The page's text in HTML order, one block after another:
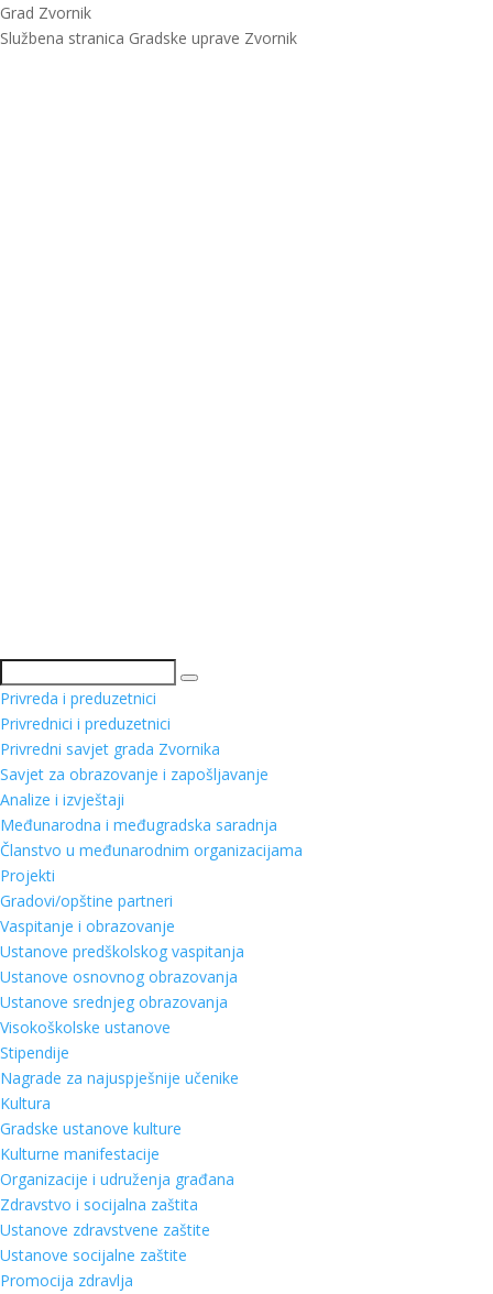
Grad Zvornik
Službena stranica Gradske uprave Zvornik
Pretraga
Privreda i preduzetnici
Privrednici i preduzetnici
Privredni savjet grada Zvornika
Savjet za obrazovanje i zapošljavanje
Analize i izvještaji
Međunarodna i međugradska saradnja
Članstvo u međunarodnim organizacijama
Projekti
Gradovi/opštine partneri
Vaspitanje i obrazovanje
Ustanove predškolskog vaspitanja
Ustanove osnovnog obrazovanja
Ustanove srednjeg obrazovanja
Visokoškolske ustanove
Stipendije
Nagrade za najuspješnije učenike
Kultura
Gradske ustanove kulture
Kulturne manifestacije
Organizacije i udruženja građana
Zdravstvo i socijalna zaštita
Ustanove zdravstvene zaštite
Ustanove socijalne zaštite
Promocija zdravlja